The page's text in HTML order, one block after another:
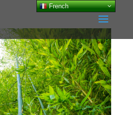
French